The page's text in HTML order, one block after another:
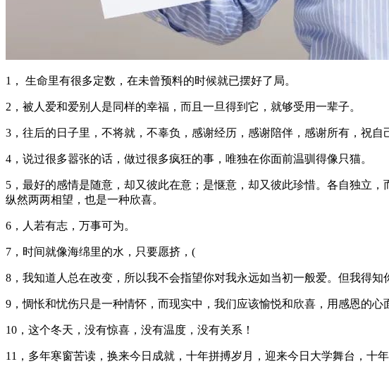
1， 生命里有很多定数，在未曾预料的时候就已摆好了局。
2，被人爱和爱别人是同样的幸福，而且一旦得到它，就够受用一辈子。
3，往后的日子里，不将就，不辜负，感谢经历，感谢陪伴，感谢所有，祝自
4，说过很多嚣张的话，做过很多疯狂的事，唯独在你面前温驯得像只猫。
5，最好的感情是随意，却又彼此在意；是惬意，却又彼此珍惜。各自独立
纵然两两相望，也是一种欣喜。
6，人若有志，万事可为。
7，时间就像海绵里的水，只要愿挤，(
8，我知道人总在改变，所以我不会指望你对我永远如当初一般爱。但我得
9，惆怅和忧伤只是一种情怀，而现实中，我们应该愉悦和欣喜，用感恩的
10，这个冬天，没有惊喜，没有温度，没有关系！
11，多年寒窗苦读，换来今日成就，十年拼搏岁月，迎来今日大学舞台，十